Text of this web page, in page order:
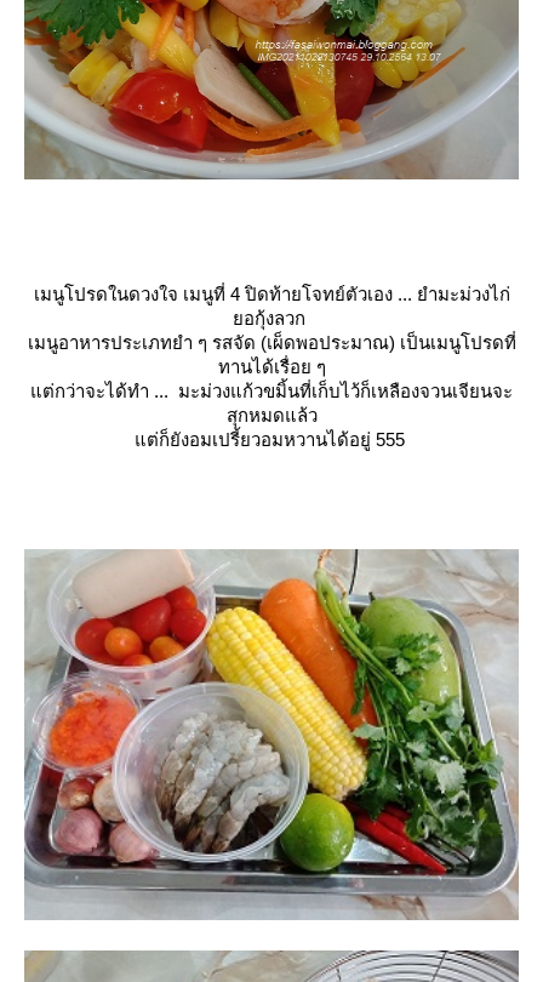
เมนูโปรดในดวงใจ เมนูที่ 4 ปิดท้ายโจทย์ตัวเอง ... ยำมะม่วงไก่
อกุ้งลวก
เมนูอาหารประเภทยำ ๆ รสจัด (เผ็ดพอประมาณ) เป็นเมนูโปรดที่
ทานได้เรื่อย ๆ
ต่กว่าจะได้ทำ ... มะม่วงแก้วขมิ้นที่เก็บไว้ก็เหลืองจวนเจียนจะ
สุกหมดแล้ว
ต่ก็ยังอมเปรี้ยวอมหวานได้อยู่ 555